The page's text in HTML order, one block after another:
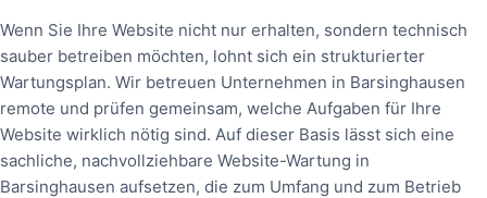
Wenn Sie Ihre Website nicht nur erhalten, sondern technisch
sauber betreiben möchten, lohnt sich ein strukturierter
Wartungsplan. Wir betreuen Unternehmen in Barsinghausen
remote und prüfen gemeinsam, welche Aufgaben für Ihre
Website wirklich nötig sind. Auf dieser Basis lässt sich eine
sachliche, nachvollziehbare Website-Wartung in
Barsinghausen aufsetzen, die zum Umfang und zum Betrieb